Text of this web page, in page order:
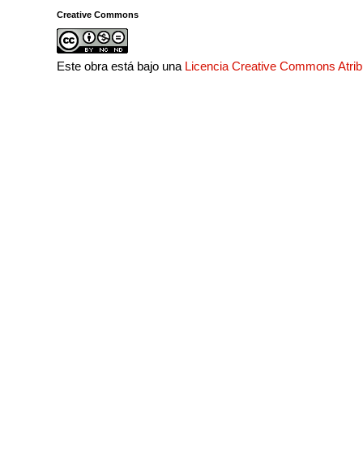
Creative Commons
Este obra está bajo una Licencia Creative Commons